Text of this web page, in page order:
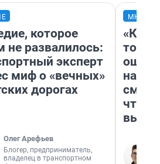
которое
не развалилось:
эксперт
миф о «вечных»
дорогах
Олег Арефьев
Блогер, предприниматель,
владелец в транспортном
то